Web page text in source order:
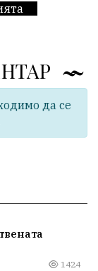
да се
1424